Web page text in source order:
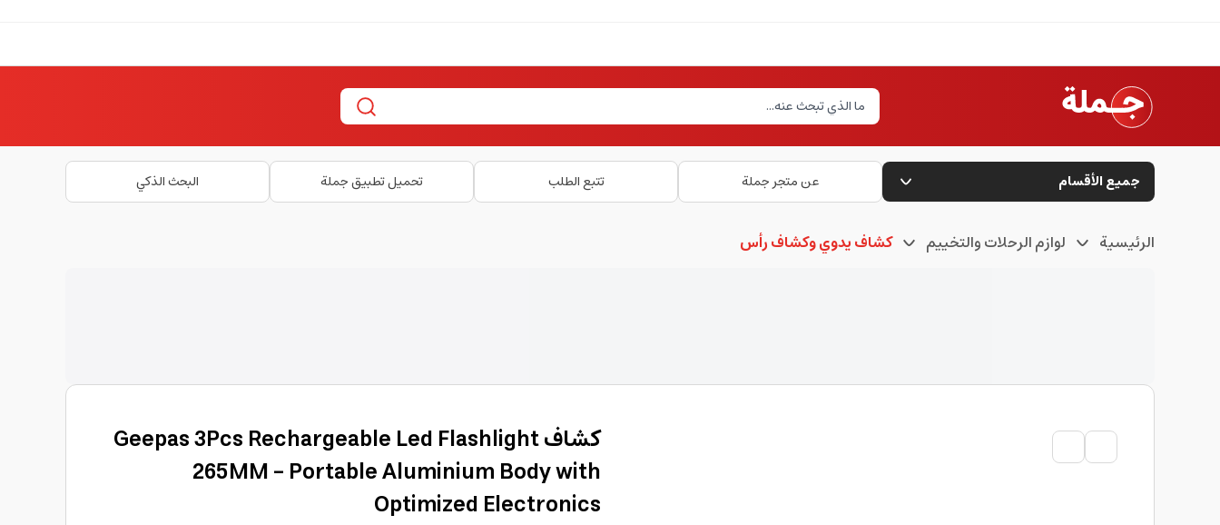
جميع الأقسام عن متجر جملة تتبع الطلب تحميل تطبيق جملة البحث الذكي
الرئيسية لوازم الرحلات والتخييم كشاف يدوي وكشاف رأس
كشاف Geepas 3Pcs Rechargeable Led Flashlight
265MM - Portable Aluminium Body with
Optimized Electronics